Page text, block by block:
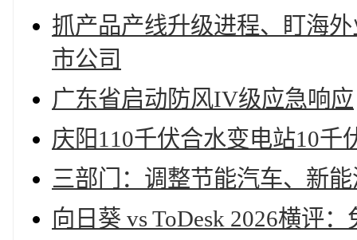
抓产品产线升级进程、盯海
市公司
广东省启动防风IV级应急响应
庆阳110千伏合水变电站10千
三部门：调整节能汽车、新
向日葵 vs ToDesk 2026横评